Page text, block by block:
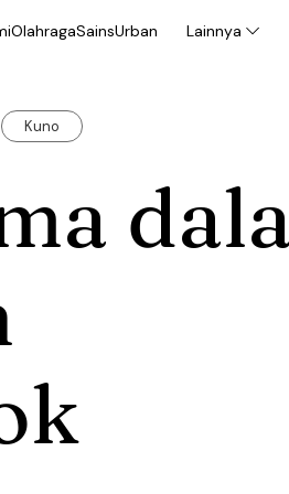
OlahragaSainsUrban Lainnya
Kuno